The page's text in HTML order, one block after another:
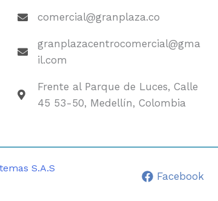
comercial@granplaza.co
granplazacentrocomercial@gma
il.com
Frente al Parque de Luces, Calle
45 53-50, Medellín, Colombia
S.A.S
Facebook